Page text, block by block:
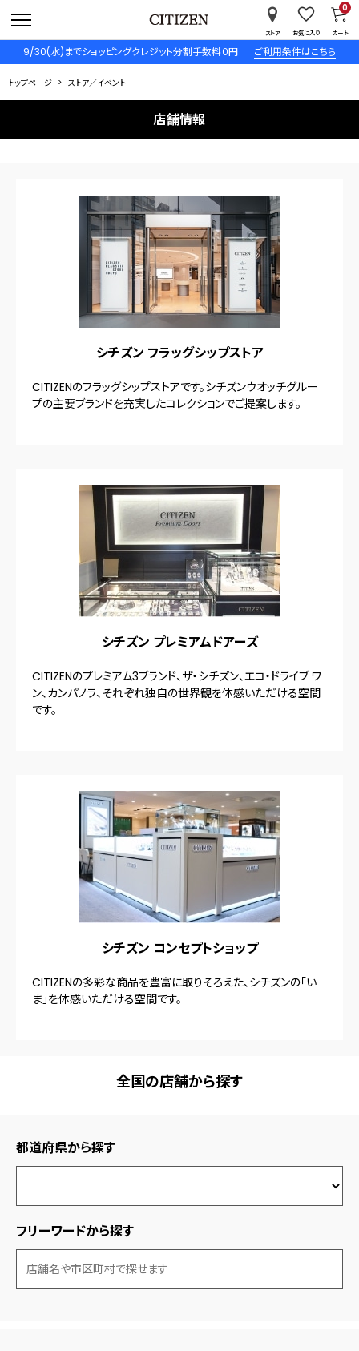
9/30(水)までショッピングクレジット分割手数料０円 ご利用条件はこちら
ストア お気に入り カート
0
トップページ ストア／イベント
店舗情報
シチズン フラッグシップストア
CITIZENのフラッグシップストアです。シチズンウオッチグルー
プの主要ブランドを充実したコレクションでご提案します。
シチズン プレミアムドアーズ
CITIZENのプレミアム3ブランド、ザ・シチズン、エコ・ドライブ ワ
ン、カンパノラ、それぞれ独自の世界観を体感いただける空間
です。
シチズン コンセプトショップ
CITIZENの多彩な商品を豊富に取りそろえた、シチズンの「い
ま」を体感いただける空間です。
全国の店舗から探す
都道府県から探す
フリーワードから探す